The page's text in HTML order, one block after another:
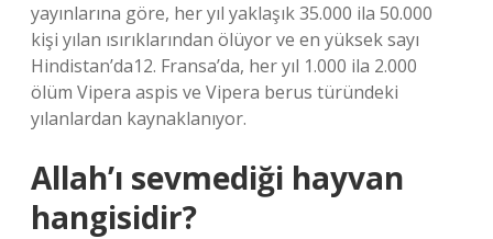
yayınlarına göre, her yıl yaklaşık 35.000 ila 50.000
kişi yılan ısırıklarından ölüyor ve en yüksek sayı
Hindistan’da12. Fransa’da, her yıl 1.000 ila 2.000
ölüm Vipera aspis ve Vipera berus türündeki
yılanlardan kaynaklanıyor.
Allah’ı sevmediği hayvan
hangisidir?